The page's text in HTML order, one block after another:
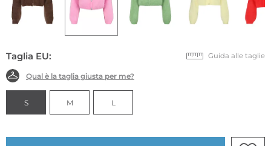
Taglia EU: Guida alle taglie
Qual è la taglia giusta per me?
S M L